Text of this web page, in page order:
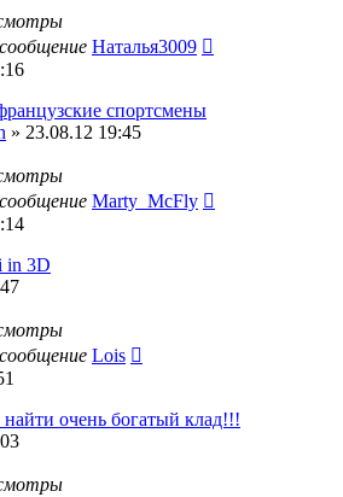
Наталья3009
спортсмены
» 23.08.12 19:45
Marty_McFly
in 3D
Lois
очень богатый клад!!!